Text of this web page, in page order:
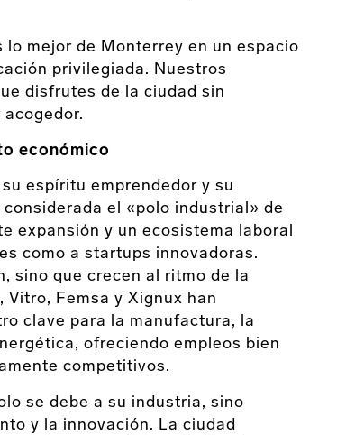
lo mejor de Monterrey en un espacio
privilegiada. Nuestros
disfrutes de la ciudad sin
económico
espíritu emprendedor y su
el «polo industrial» de
expansión y un ecosistema laboral
como a startups innovadoras.
sino que crecen al ritmo de la
Vitro, Femsa y Xignux han
clave para la manufactura, la
ofreciendo empleos bien
competitivos.
se debe a su industria, sino
y la innovación. La ciudad